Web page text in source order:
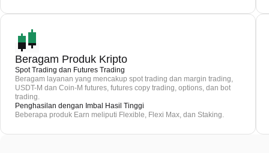
Beragam Produk Kripto
Spot Trading dan Futures Trading
Beragam layanan yang mencakup spot trading dan margin trading,
USDT-M dan Coin-M futures, futures copy trading, options, dan bot
trading.
Penghasilan dengan Imbal Hasil Tinggi
Beberapa produk Earn meliputi Flexible, Flexi Max, dan Staking.